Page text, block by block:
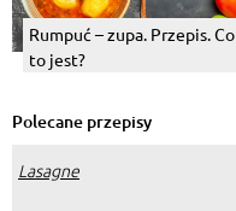
Rumpuć – zupa. Przepis. Co
to jest?
Polecane przepisy
Lasagne